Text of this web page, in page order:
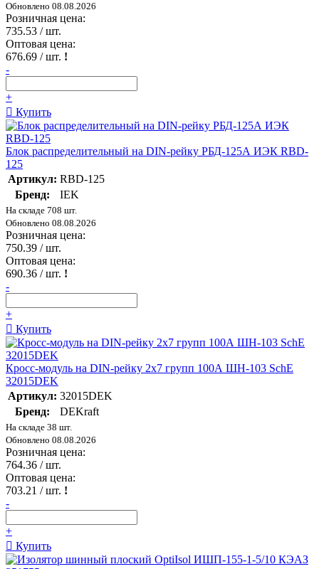
Обновлено 08.08.2026
Розничная цена:
735.53 / шт.
Оптовая цена:
676.69 / шт. !
-
+
Купить
Блок распределительный на DIN-рейку РБД-125А ИЭК RBD-
125
Артикул: RBD-125
Бренд:
IEK
На складе 708 шт.
Обновлено 08.08.2026
Розничная цена:
750.39 / шт.
Оптовая цена:
690.36 / шт. !
-
+
Купить
Кросс-модуль на DIN-рейку 2х7 групп 100А ШН-103 SchE
32015DEK
Артикул: 32015DEK
Бренд:
DEKraft
На складе 38 шт.
Обновлено 08.08.2026
Розничная цена:
764.36 / шт.
Оптовая цена:
703.21 / шт. !
-
+
Купить